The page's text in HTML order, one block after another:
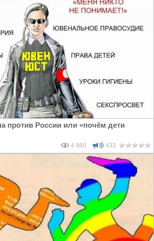
против России или «почём дети
4 980 433